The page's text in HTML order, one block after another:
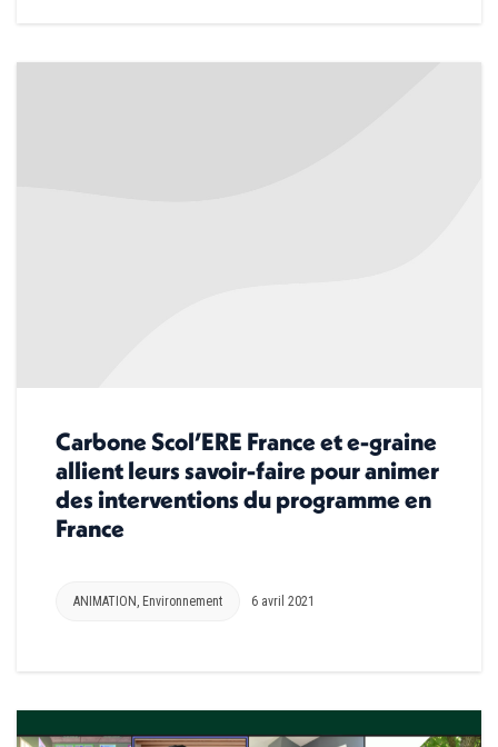
Carbone Scol’ERE France et e-graine
allient leurs savoir-faire pour animer
des interventions du programme en
France
ANIMATION Environnement 6 avril 2021